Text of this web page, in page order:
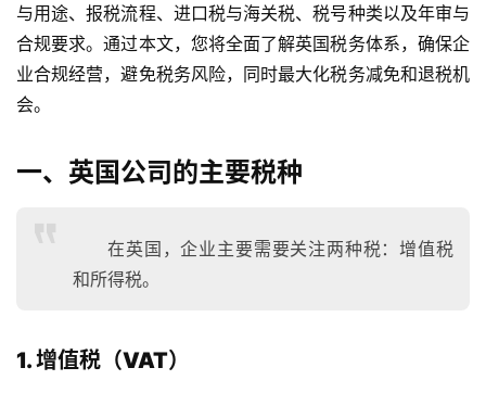
与用途、报税流程、进口税与海关税、税号种类以及年审与
合规要求。通过本文，您将全面了解英国税务体系，确保企
业合规经营，避免税务风险，同时最大化税务减免和退税机
会。
一、英国公司的主要税种
在英国，企业主要需要关注两种税：增值税
和所得税。
1. 增值税（VAT）